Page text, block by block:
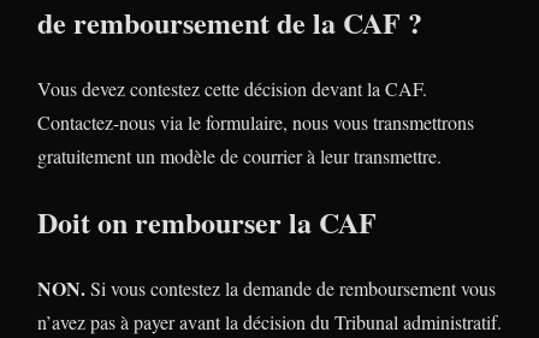
de remboursement de la CAF ?
Vous devez contestez cette décision devant la CAF.
Contactez-nous via le formulaire, nous vous transmettrons
gratuitement un modèle de courrier à leur transmettre.
Doit on rembourser la CAF
NON.Si vous contestez la demande de remboursement vous
n’avez pas à payer avant la décision du Tribunal administratif.